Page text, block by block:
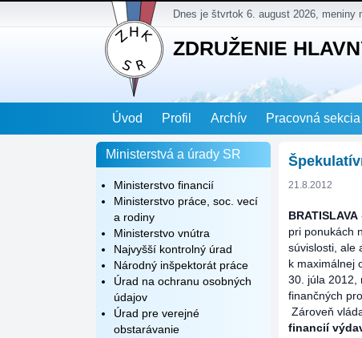
Dnes je štvrtok 6. august 2026, meniny
ZDRUŽENIE
Úvod Profil Archív Pracovná sekcia
Ministerstvá a úrady SR
Ministerstvo financií
Ministerstvo práce, soc. vecí
a rodiny
Ministerstvo vnútra
Najvyšší kontrolný úrad
Národný inšpektorát práce
Úrad na ochranu osobných
údajov
Úrad pre verejné
obstarávanie
21.8.2012
BRATISLAVA
pri ponukách
súvislosti, ale
k maximálnej
30. júla 2012,
finančných
Zároveň
financií